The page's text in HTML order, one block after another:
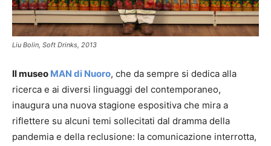
Liu Bolin, Soft Drinks, 2013
Il museo MAN di Nuoro, che da sempre si dedica alla
ricerca e ai diversi linguaggi del contemporaneo,
inaugura una nuova stagione espositiva che mira a
riflettere su alcuni temi sollecitati dal dramma della
pandemia e della reclusione: la comunicazione interrotta,